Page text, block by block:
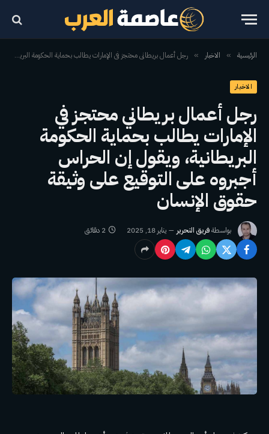
الرئيسية » الاخبار » رجل أعمال بريطاني محتجز في الإمارات يطالب بحماية الحكومة البريطانية، ويقول إن الحراس أجبروه على التوقيع على وثيقة حقوق الإنسان
الاخبار
رجل أعمال بريطاني محتجز في
الإمارات يطالب بحماية الحكومة
البريطانية، ويقول إن الحراس
أجبروه على التوقيع على وثيقة
حقوق الإنسان
بواسطةفريق التحرير يناير 18, 2025 2 دقائق